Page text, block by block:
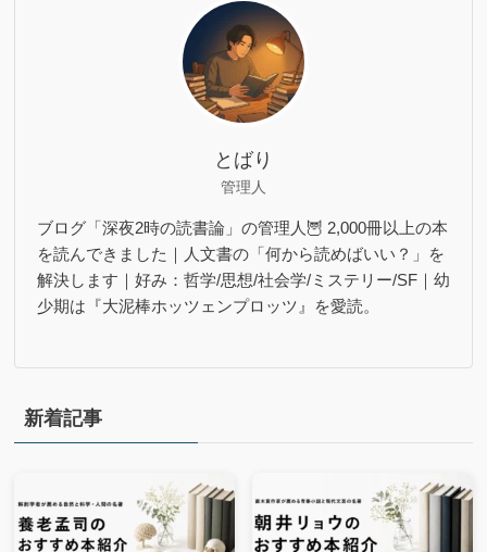
とばり
管理人
ブログ「深夜2時の読書論」の管理人🦉 2,000冊以上の本
を読んできました｜人文書の「何から読めばいい？」を
解決します｜好み：哲学/思想/社会学/ミステリー/SF｜幼
少期は『大泥棒ホッツェンプロッツ』を愛読。
新着記事